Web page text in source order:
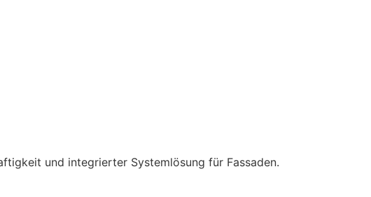
und integrierter Systemlösung für Fassaden.